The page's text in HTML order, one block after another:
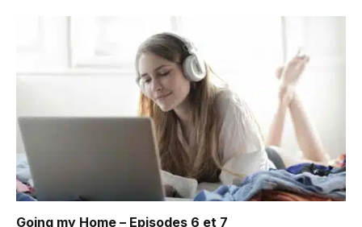
Going my Home – Episodes 6 et 7